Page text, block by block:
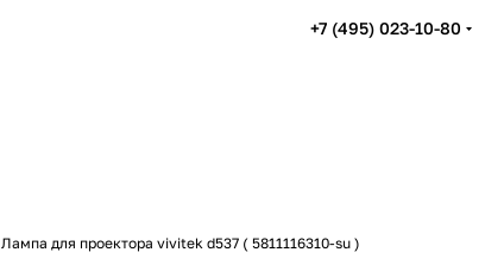
+7 (495) 023-10-80
Лампа для проектора vivitek d537 ( 5811116310-su )